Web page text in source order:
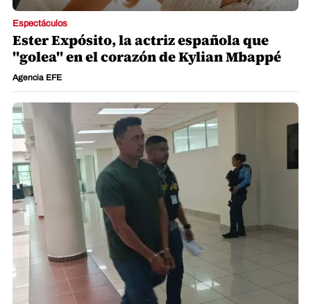
Espectáculos
Ester Expósito, la actriz española que
"golea" en el corazón de Kylian Mbappé
Agencia EFE